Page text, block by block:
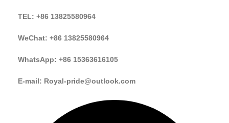
TEL: +86 13825580964
WeChat: +86 13825580964
WhatsApp: +86 15363616105
E-mail: Royal-pride@outlook.com